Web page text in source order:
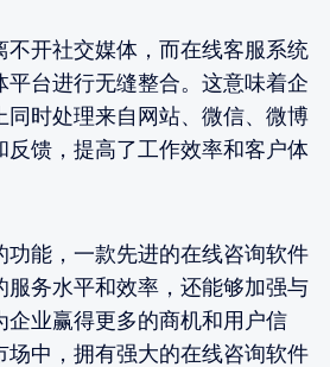
不开社交媒体，而在线客服系统
平台进行无缝整合。这意味着企
同时处理来自网站、微信、微博
反馈，提高了工作效率和客户体
功能，一款先进的在线咨询软件
服务水平和效率，还能够加强与
企业赢得更多的商机和用户信
场中，拥有强大的在线咨询软件